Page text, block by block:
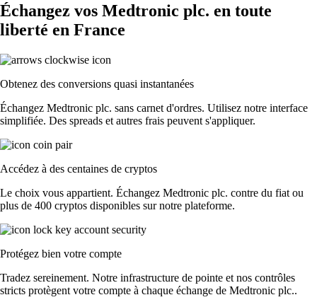
Échangez vos Medtronic plc. en toute
liberté en France
Obtenez des conversions quasi instantanées
Échangez Medtronic plc. sans carnet d'ordres. Utilisez notre interface
simplifiée. Des spreads et autres frais peuvent s'appliquer.
Accédez à des centaines de cryptos
Le choix vous appartient. Échangez Medtronic plc. contre du fiat ou
plus de 400 cryptos disponibles sur notre plateforme.
Protégez bien votre compte
Tradez sereinement. Notre infrastructure de pointe et nos contrôles
stricts protègent votre compte à chaque échange de Medtronic plc..